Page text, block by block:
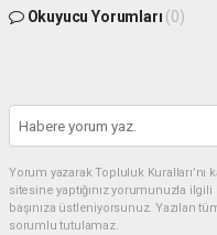
Okuyucu Yorumları (0)
Yorum yazarak Topluluk
sitesine yaptığınız yorumunuzla
başınıza üstleniyorsunuz. Yazılan
sorumlu tutulamaz.